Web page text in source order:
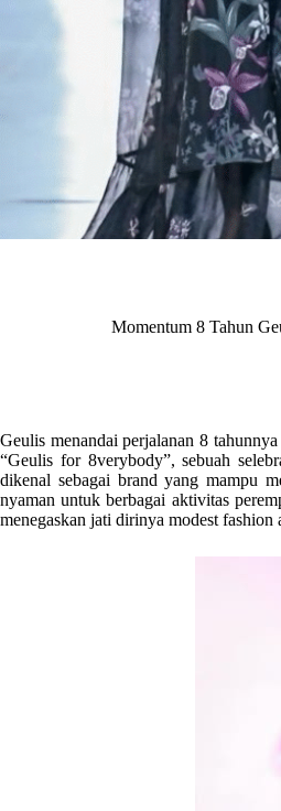
Momentum 8 Tahun
Geulis menandai perjalanan 8
“Geulis for 8verybody”, sebuah
dikenal sebagai brand yang mampu
nyaman untuk berbagai aktivitas
menegaskan jati dirinya modest fashion